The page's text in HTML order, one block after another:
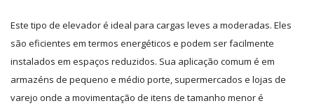
Este tipo de elevador é ideal para cargas leves a moderadas. Eles
são eficientes em termos energéticos e podem ser facilmente
instalados em espaços reduzidos. Sua aplicação comum é em
armazéns de pequeno e médio porte, supermercados e lojas de
varejo onde a movimentação de itens de tamanho menor é